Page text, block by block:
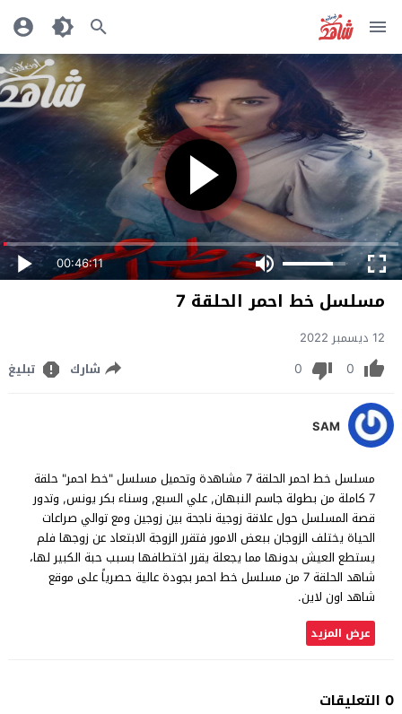
00:46:11
مسلسل خط احمر الحلقة 7
12 ديسمبر 2022
0
0 شارك تبليغ
SAM
مسلسل خط احمر الحلقة 7 مشاهدة وتحميل مسلسل "خط احمر" حلقة
7 كاملة من بطولة جاسم النبهان, علي السبع, وسناء بكر يونس, وتدور
قصة المسلسل حول علاقة زوجية ناجحة بين زوجين ومع توالي صراعات
الحياة يختلف الزوجان ببعض الامور فتقرر الزوجة الابتعاد عن زوجها فلم
يستطع العيش بدونها مما يجعلة يقرر اختطافها بسبب حبة الكبير لها،
شاهد الحلقة 7 من مسلسل خط احمر بجودة عالية حصرياً على موقع
شاهد اون لاين.
عرض المزيد
0 التعليقات